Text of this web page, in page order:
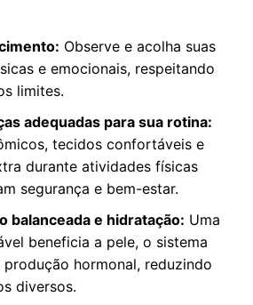
Observe e acolha suas
e emocionais, respeitando
limites.
adequadas para sua rotina:
tecidos confortáveis e
durante atividades físicas
segurança e bem-estar.
balanceada e hidratação: Uma
beneficia a pele, o sistema
produção hormonal, reduzindo
diversos.